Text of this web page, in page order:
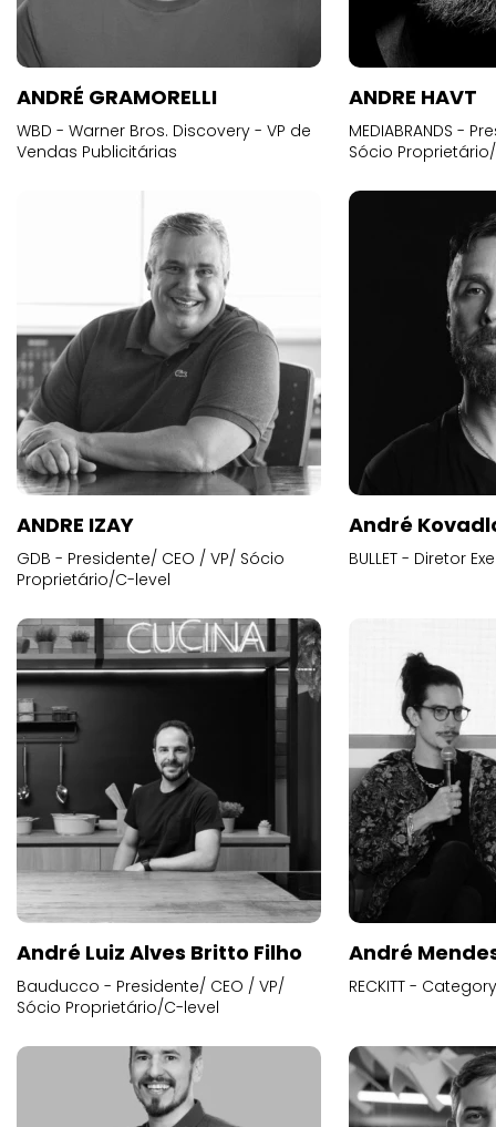
ANDRÉ GRAMORELLI
WBD - Warner Bros. Discovery - VP de
Vendas Publicitárias
ANDRE HAVT
MEDIABRANDS -
Sócio
ANDRE IZAY
GDB - Presidente/ CEO / VP/ Sócio
Proprietário/C-level
André
BULLET - Diretor
André Luiz Alves Britto Filho
Bauducco - Presidente/ CEO / VP/
Sócio Proprietário/C-level
André
RECKITT -